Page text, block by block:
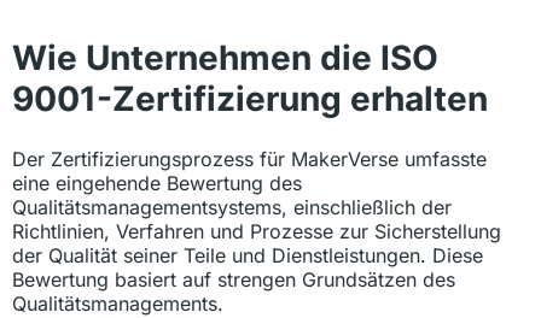
Wie Unternehmen die ISO
9001-Zertifizierung erhalten
Der Zertifizierungsprozess für MakerVerse umfasste
eine eingehende Bewertung des
Qualitätsmanagementsystems, einschließlich der
Richtlinien, Verfahren und Prozesse zur Sicherstellung
der Qualität seiner Teile und Dienstleistungen. Diese
Bewertung basiert auf strengen Grundsätzen des
Qualitätsmanagements.